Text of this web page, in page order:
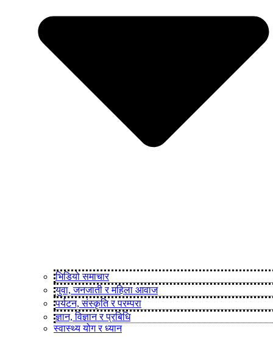
भिडियो समाचार
युवा, जनजाती र महिला आवाज
पर्यटन, संस्कृति र परम्परा
ज्ञान, विज्ञान र प्रबिधि
स्वास्थ्य योग र ध्यान